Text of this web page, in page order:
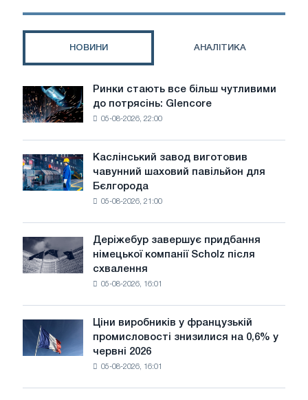
НОВИНИ АНАЛІТИКА
Ринки
стають
все
до
потрясінь:
Ринки стають все більш чутливими
до потрясінь: Glencore
05-08-2026, 22:00
Каслінський
завод
виготовив
для
Бєлгорода
Каслінський завод виготовив
чавунний шаховий павільйон для
Бєлгорода
05-08-2026, 21:00
Деріжебур
завершує
придбання
після
схвалення
Деріжебур завершує придбання
німецької компанії Scholz після
схвалення
05-08-2026, 16:01
Ціни
виробників
у
Ціни виробників у французькій
промисловості знизилися на 0,6% у
червні 2026
05-08-2026, 16:01